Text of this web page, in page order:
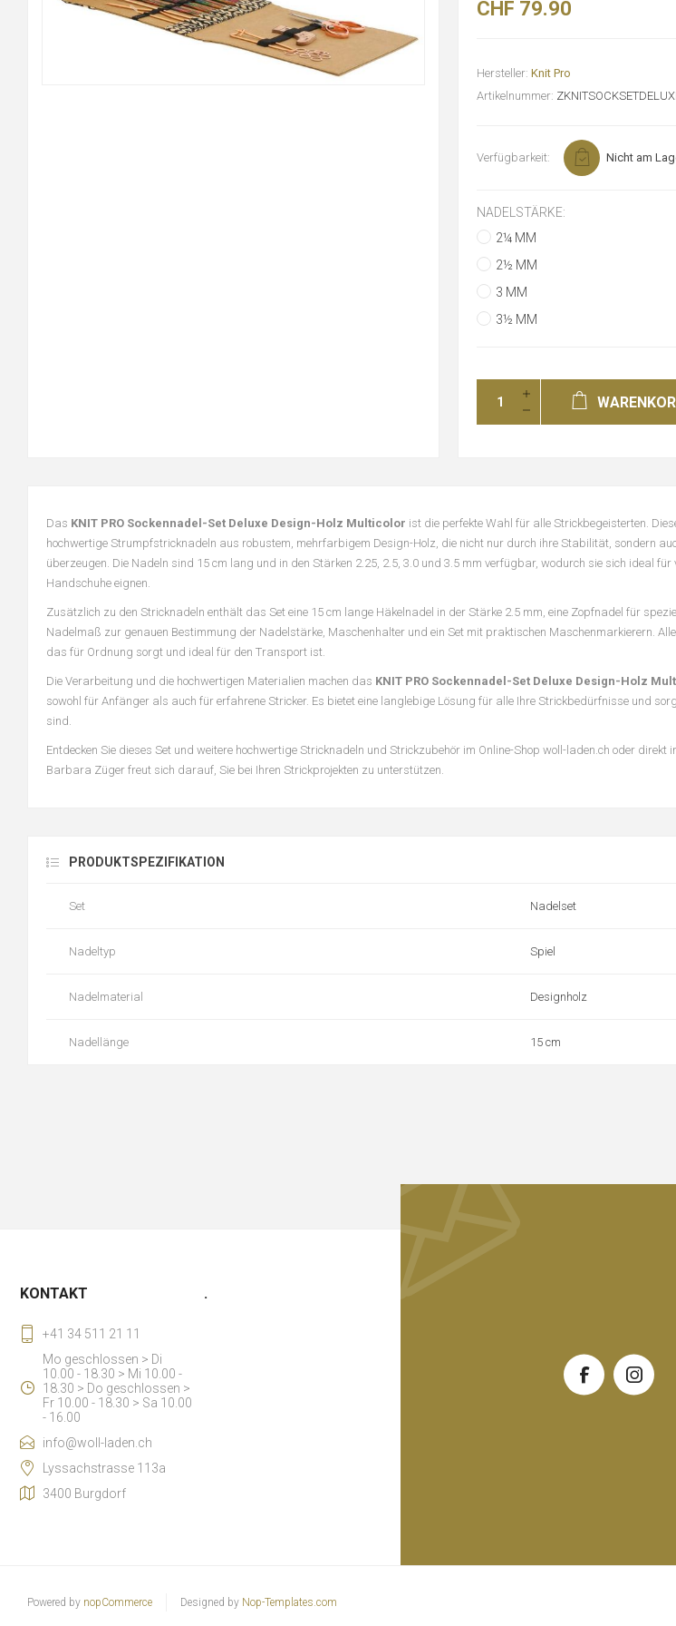
CHF 79.90
Hersteller: Knit Pro
Artikelnummer:
Verfügbarkeit: Nicht am
NADELSTÄRKE:
2¼ MM
2½ MM
3 MM
3½ MM
Das KNIT PRO Sockennadel-Set Deluxe Design-Holz Multicolor ist die perfekte Wahl für alle Strickbegeisterten.
hochwertige Strumpfstricknadeln aus robustem, mehrfarbigem Design-Holz, die nicht nur durch ihre Stabilität, sondern
überzeugen. Die Nadeln sind 15 cm lang und in den Stärken 2.25, 2.5, 3.0 und 3.5 mm verfügbar, wodurch sie sich ideal für
Handschuhe eignen.
Zusätzlich zu den Stricknadeln enthält das Set eine 15 cm lange Häkelnadel in der Stärke 2.5 mm, eine Zopfnadel für
Nadelmaß zur genauen Bestimmung der Nadelstärke, Maschenhalter und ein Set mit praktischen Maschenmarkierern.
das für Ordnung sorgt und ideal für den Transport ist.
Die Verarbeitung und die hochwertigen Materialien machen das KNIT PRO Sockennadel-Set Deluxe Design-Holz
sowohl für Anfänger als auch für erfahrene Stricker. Es bietet eine langlebige Lösung für alle Ihre Strickbedürfnisse und
sind.
Entdecken Sie dieses Set und weitere hochwertige Stricknadeln und Strickzubehör im Online-Shop woll-laden.ch oder direkt
Barbara Züger freut sich darauf, Sie bei Ihren Strickprojekten zu unterstützen.
PRODUKTSPEZIFIKATION
Set Nadelset
Nadeltyp Spiel
Nadelmaterial Designholz
Nadellänge 15 cm
KONTAKT
+41 34 511 21 11
Mo geschlossen > Di
10.00 - 18.30 > Mi 10.00 -
18.30 > Do geschlossen >
Fr 10.00 - 18.30 > Sa 10.00
- 16.00
info@woll-laden.ch
Lyssachstrasse 113a
3400 Burgdorf
.
Powered by nopCommerce Designed by Nop-Templates.com